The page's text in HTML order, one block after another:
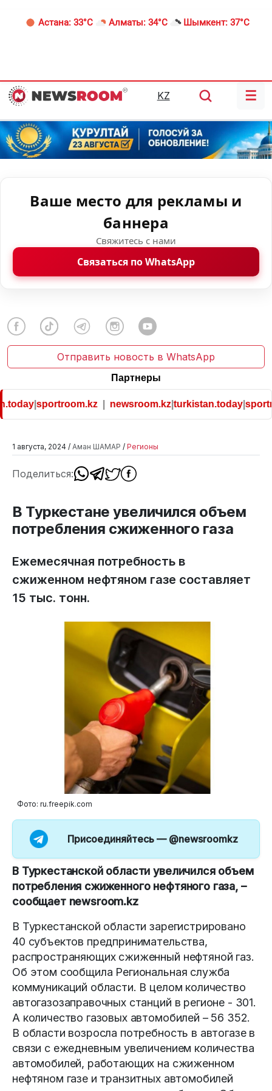
Астана: 33°C Алматы: 34°C Шымкент: 37°C
KZ ☰
Ваше место для рекламы и
баннера
Свяжитесь с нами
Связаться по WhatsApp
Отправить новость в WhatsApp
Партнеры
|sportroom.kz| newsroom.kz|turkistan.today|
1 августа, 2024 / Аман ШАМАР / Регионы
Поделиться:
В Туркестане увеличился объем
потребления сжиженного газа
Ежемесячная потребность в
сжиженном нефтяном газе составляет
15 тыс. тонн.
Фото: ru.freepik.com
Присоединяйтесь — @newsroomkz
В Туркестанской области увеличился объем
потребления сжиженного нефтяного газа, –
сообщает newsroom.kz
В Туркестанской области зарегистрировано
40 субъектов предпринимательства,
распространяющих сжиженный нефтяной газ.
Об этом сообщила Региональная служба
коммуникаций области. В целом количество
автогазозаправочных станций в регионе - 301.
А количество газовых автомобилей – 56 352.
В области возросла потребность в автогазе в
связи с ежедневным увеличением количества
автомобилей, работающих на сжиженном
нефтяном газе и транзитных автомобилей